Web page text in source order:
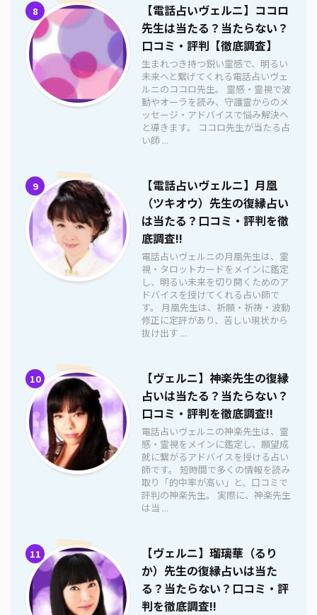
8
【電話占いヴェルニ】ココロ
先生は当たる？当たらない？
口コミ・評判【徹底調査】
生まれつき持つ鋭い霊感で、明るい
未来へと繋げてくれる電話占いヴェ
ルニのココロ先生。 霊感・霊視で波
動やオーラを読み、守護霊からのメ
ッセージ・アドバイスで悩み解決へ
と導きます。 ココロ先生が当たる占
い師 ...
9
【電話占いヴェルニ】月凰
（ツキオウ）先生の復縁占い
は当たる？口コミ・評判を徹
底調査!!
電話占いヴェルニの月凰先生は、霊
視・タロットカードをメインに鑑定
し、明るい未来を切り開くためのア
ドバイスを授けてくれる占い師で
す。 月凰先生は、祈願・祈祷・波動
修正に定評があり、苦しい現状から
抜け出す ...
10
【ヴェルニ】神楽先生の復縁
占いは当たる？当たらない？
口コミ・評判を徹底調査!!
電話占いヴェルニの神楽先生は、霊
感・霊視をメインに鑑定し、願望成
就に繋がるアドバイスを授ける占い
師です。 短時間で多くの情報を読み
取り「的中率が高い」と、口コミで
評判の神楽先生。 実際に、神楽先生
は当 ...
11
【ヴェルニ】瑠璃華（るり
か）先生の復縁占いは当た
る？当たらない？口コミ・評
判を徹底調査!!